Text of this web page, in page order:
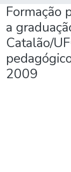
Formação
a
Catalão/
2009